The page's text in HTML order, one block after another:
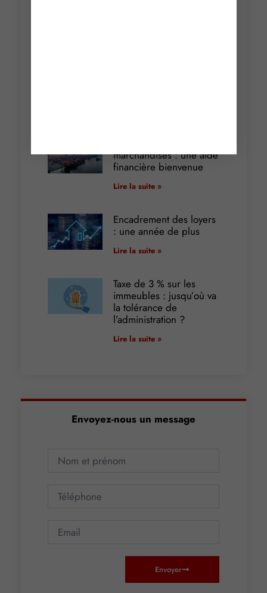
marchandises : une aide
financière bienvenue
Lire la suite »
Encadrement des loyers
: une année de plus
Lire la suite »
Taxe de 3 % sur les
immeubles : jusqu’où va
la tolérance de
l’administration ?
Lire la suite »
Envoyez-nous un message
Envoyer